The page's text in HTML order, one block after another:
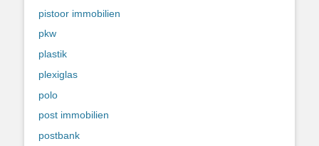
pistoor immobilien
pkw
plastik
plexiglas
polo
post immobilien
postbank